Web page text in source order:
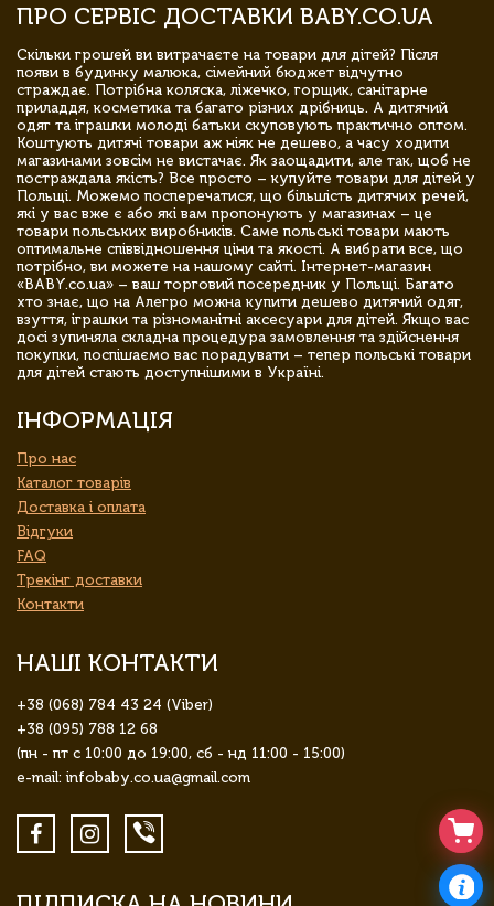
ПРО СЕРВІС ДОСТАВКИ BABY.CO.UA
Скільки грошей ви витрачаєте на товари для дітей? Після
появи в будинку малюка, сімейний бюджет відчутно
страждає. Потрібна коляска, ліжечко, горщик, санітарне
приладдя, косметика та багато різних дрібниць. А дитячий
одяг та іграшки молоді батьки скуповують практично оптом.
Коштують дитячі товари аж ніяк не дешево, а часу ходити
магазинами зовсім не вистачає. Як заощадити, але так, щоб не
постраждала якість? Все просто – купуйте товари для дітей у
Польщі. Можемо посперечатися, що більшість дитячих речей,
які у вас вже є або які вам пропонують у магазинах – це
товари польських виробників. Саме польські товари мають
оптимальне співвідношення ціни та якості. А вибрати все, що
потрібно, ви можете на нашому сайті. Інтернет-магазин
«BABY.co.ua» – ваш торговий посередник у Польщі. Багато
хто знає, що на Алегро можна купити дешево дитячий одяг,
взуття, іграшки та різноманітні аксесуари для дітей. Якщо вас
досі зупиняла складна процедура замовлення та здійснення
покупки, поспішаємо вас порадувати – тепер польські товари
для дітей стають доступнішими в Україні.
ІНФОРМАЦІЯ
Про нас
Каталог товарів
Доставка і оплата
Відгуки
FAQ
Трекінг доставки
Контакти
НАШІ КОНТАКТИ
+38 (068) 784 43 24 (Viber)
+38 (095) 788 12 68
(пн - пт с 10:00 до 19:00, сб - нд 11:00 - 15:00)
e-mail: infobaby.co.ua@gmail.com